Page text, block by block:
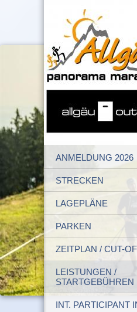
ANMELDUNG 2026
STRECKEN
LAGEPLÄNE
PARKEN
ZEITPLAN / CUT-
LEISTUNGEN /
STARTGEBÜHREN
INT. PARTICIPANT